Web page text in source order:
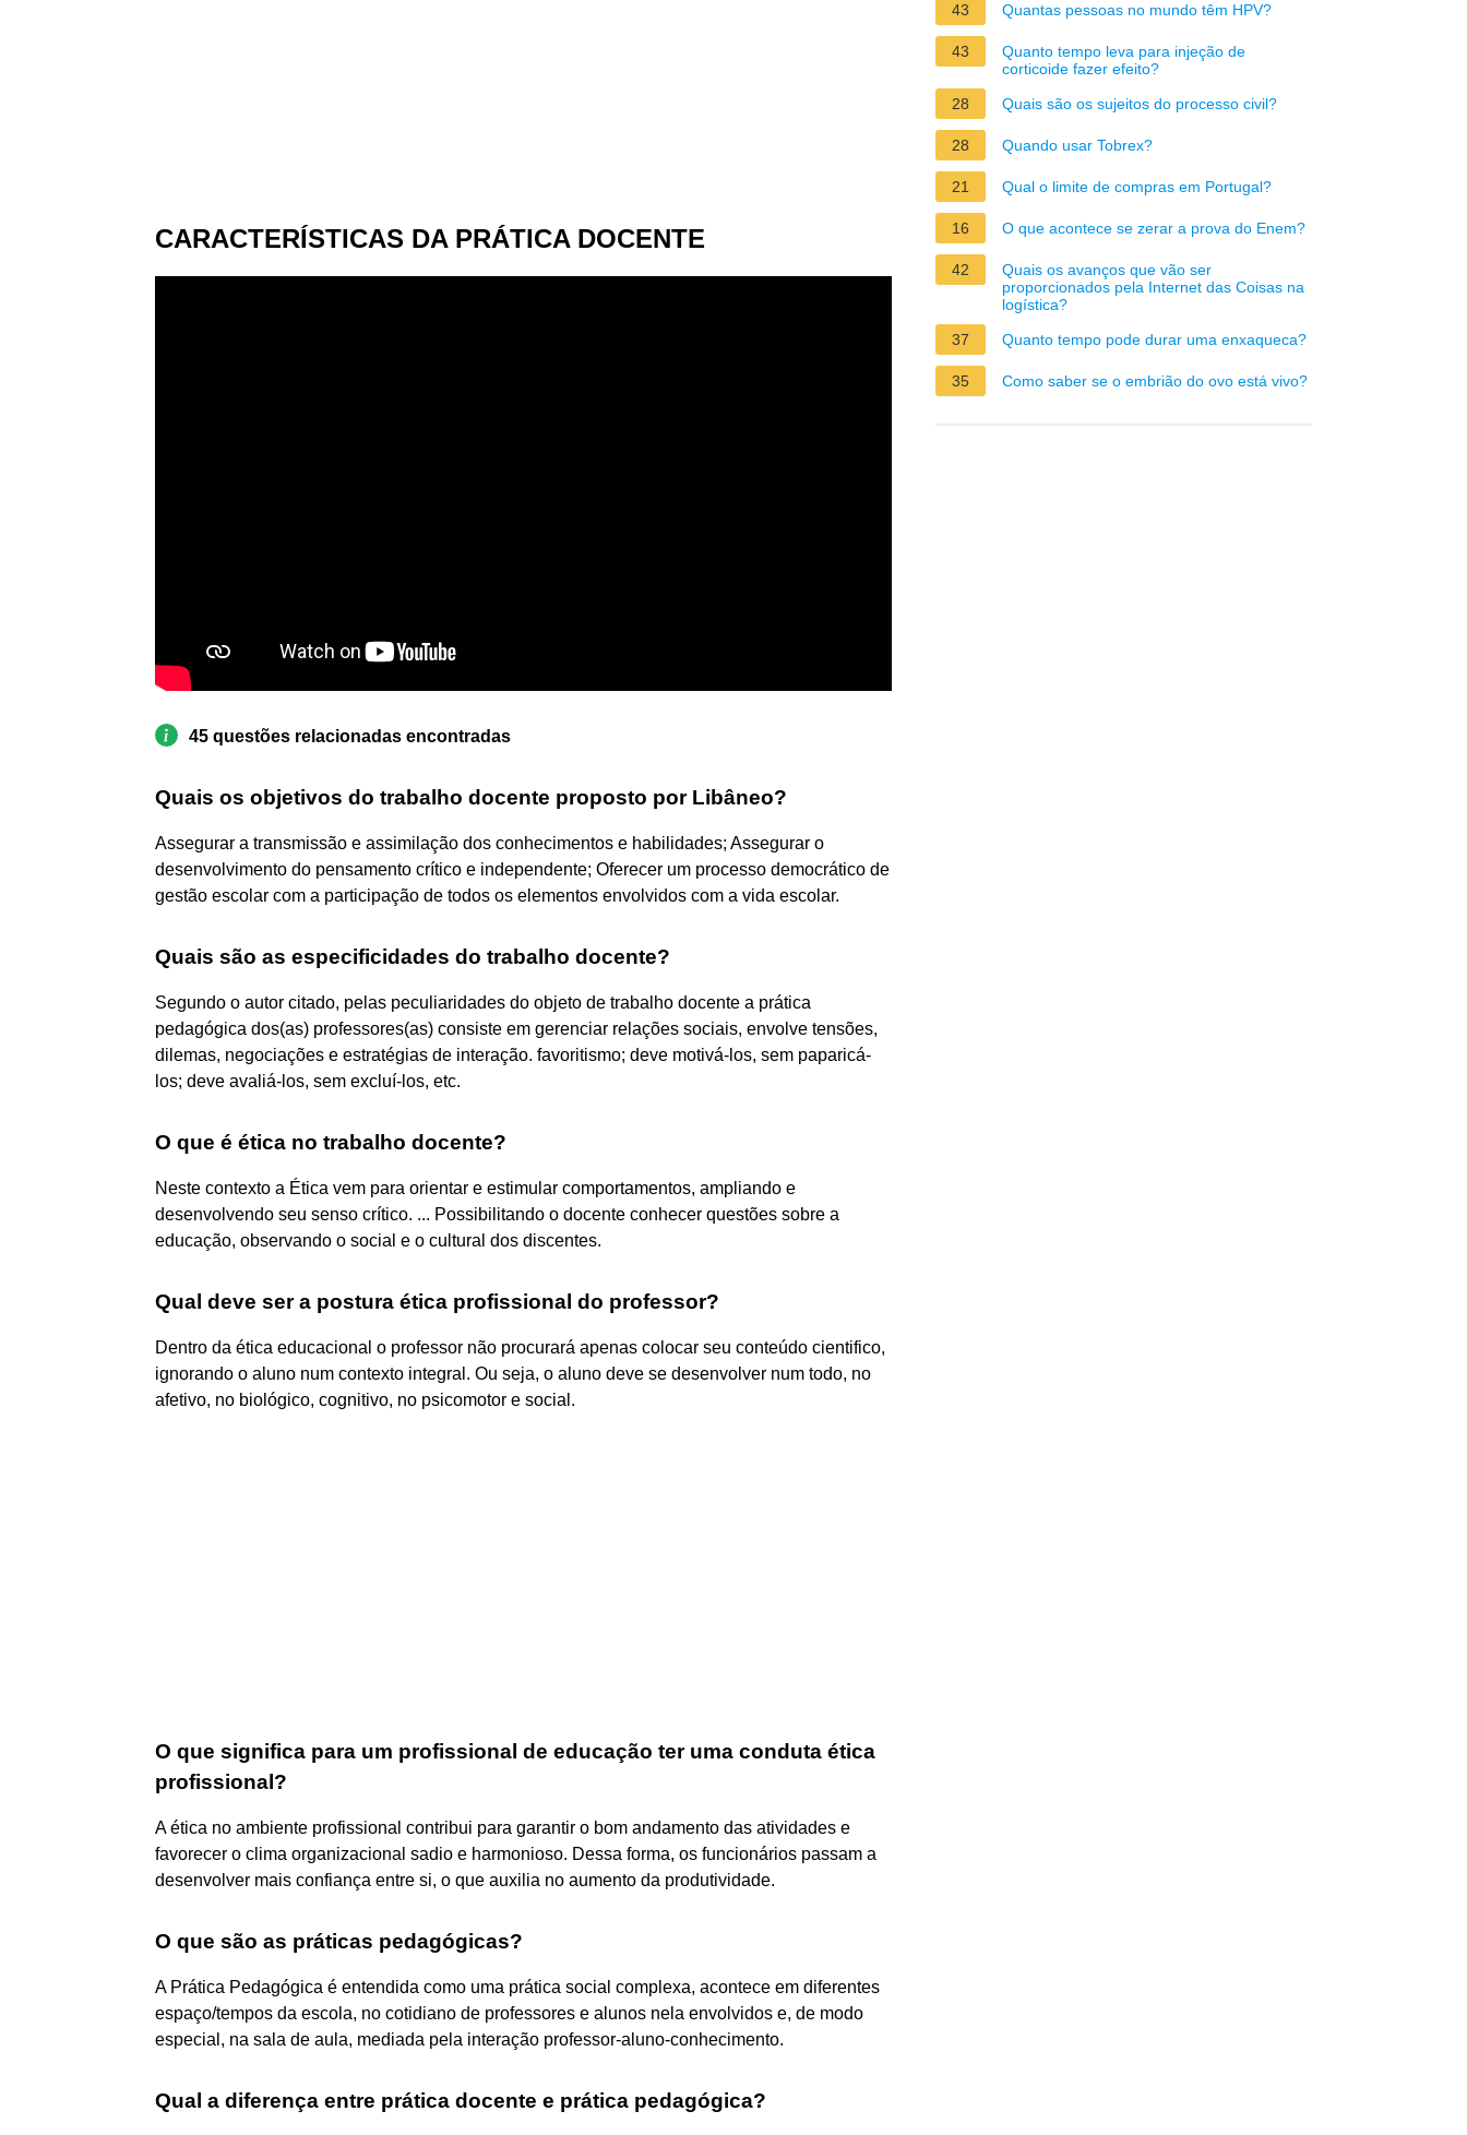
CARACTERÍSTICAS DA PRÁTICA DOCENTE
45 questões relacionadas encontradas
Quais os objetivos do trabalho docente proposto por Libâneo?
Assegurar a transmissão e assimilação dos conhecimentos e habilidades; Assegurar o
desenvolvimento do pensamento crítico e independente; Oferecer um processo democrático de
gestão escolar com a participação de todos os elementos envolvidos com a vida escolar.
Quais são as especificidades do trabalho docente?
Segundo o autor citado, pelas peculiaridades do objeto de trabalho docente a prática
pedagógica dos(as) professores(as) consiste em gerenciar relações sociais, envolve tensões,
dilemas, negociações e estratégias de interação. favoritismo; deve motivá-los, sem paparicá-
los; deve avaliá-los, sem excluí-los, etc.
O que é ética no trabalho docente?
Neste contexto a Ética vem para orientar e estimular comportamentos, ampliando e
desenvolvendo seu senso crítico. ... Possibilitando o docente conhecer questões sobre a
educação, observando o social e o cultural dos discentes.
Qual deve ser a postura ética profissional do professor?
Dentro da ética educacional o professor não procurará apenas colocar seu conteúdo cientifico,
ignorando o aluno num contexto integral. Ou seja, o aluno deve se desenvolver num todo, no
afetivo, no biológico, cognitivo, no psicomotor e social.
O que significa para um profissional de educação ter uma conduta ética
profissional?
A ética no ambiente profissional contribui para garantir o bom andamento das atividades e
favorecer o clima organizacional sadio e harmonioso. Dessa forma, os funcionários passam a
desenvolver mais confiança entre si, o que auxilia no aumento da produtividade.
O que são as práticas pedagógicas?
A Prática Pedagógica é entendida como uma prática social complexa, acontece em diferentes
espaço/tempos da escola, no cotidiano de professores e alunos nela envolvidos e, de modo
especial, na sala de aula, mediada pela interação professor-aluno-conhecimento.
Qual a diferença entre prática docente e prática pedagógica?
43 Quantas pessoas no mundo têm HPV?
43
Quanto tempo leva para injeção de
corticoide fazer efeito?
28
Quais são os sujeitos do processo civil?
28 Quando usar Tobrex?
21 Qual o limite de compras em Portugal?
16 O que acontece se zerar a prova do Enem?
42
Quais os avanços que vão ser
proporcionados pela Internet das Coisas na
logística?
37
Quanto tempo pode durar uma enxaqueca?
35 Como saber se o embrião do ovo está vivo?